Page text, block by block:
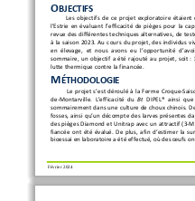
Février 2024
OBJECTIFS
Les  objectifs  de  ce  projet  exploratoire  étaient
l'Estrie en évaluant l’efficacité de pièges pour la
revue des différentes techniques alternatives, de
à la saison 2023. Au cours du projet, des individus
en élevage, et nous avons eu l’opportunité
sommaire,  un  objectif  a  été  rajouté  au  projet,  soit :
lutte thermique contre la financée.
MÉTHODOLOGIE
Le projet s’est déroulé à la Ferme  Croque-
de-Montarville. L’efficacité du Bt DIPEL® ainsi
sommairement dans une culture de choux chinois.
fosses, ainsi qu’un décompte des larves présentes
des pièges Diamond et Unitrap avec un attractif (3-
fiancée ont été évalué. De plus, afin d’estimer la
bioessai en laboratoire a été effectué, où des œufs